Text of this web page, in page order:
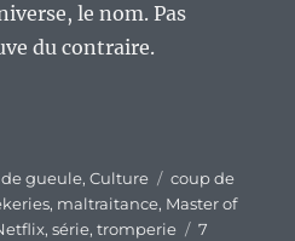
le nom. Pas
du contraire.
de gueule,Culture Étiquettes
coup de
, maltraitance, Master of
,série,tromperie 7